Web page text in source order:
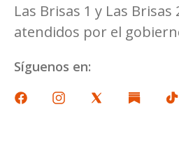
Las Brisas 1 y Las
atendidos por el
Síguenos en: